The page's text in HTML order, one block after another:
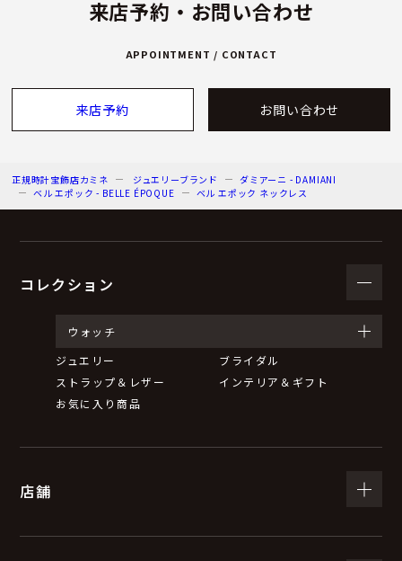
来店予約・お問い合わせ
APPOINTMENT / CONTACT
来店予約 お問い合わせ
正規時計宝飾店カミネ ジュエリーブランド
ダミアーニ - DAMIANI
ベル エポック - BELLE ÉPOQUE
ベル エポック ネックレス
コレクション
ウォッチ
ジュエリー
ブライダル
ストラップ＆レザー
インテリア＆ギフト
お気に入り商品
店舗